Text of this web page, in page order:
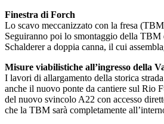
Finestra di Forch
Lo scavo meccanizzato con la fresa
Seguiranno poi lo smontaggio della TBM
Schalderer a doppia canna, il cui
Misure viabilistiche all’ingresso della
I lavori di allargamento della storica
anche il nuovo ponte da cantiere sul Rio
del nuovo svincolo A22 con accesso
che la TBM sarà completamente